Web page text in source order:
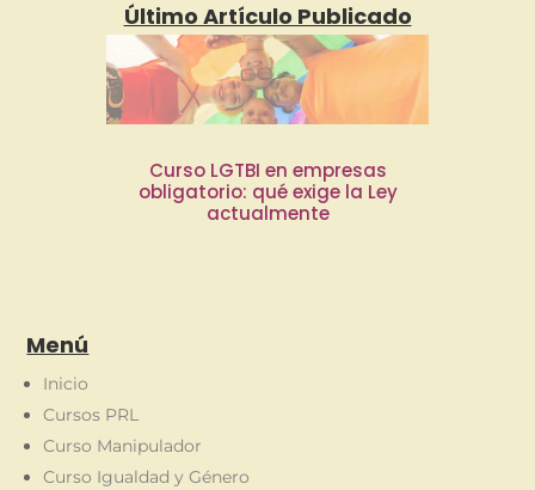
Último Artículo Publicado
Curso LGTBI en empresas
obligatorio: qué exige la Ley
actualmente
Menú
Inicio
Cursos PRL
Curso Manipulador
Curso Igualdad y Género